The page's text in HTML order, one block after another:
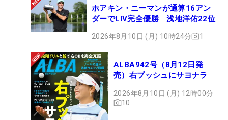
ホアキン・ニーマンが通算16アン
ダーでLIV完全優勝 浅地洋佑22位
2026年8月10日 (月) 10時24分 1
ALBA942号（8月12日発
売）右プッシュにサヨナラ
2026年8月10日 (月) 12時00分
10